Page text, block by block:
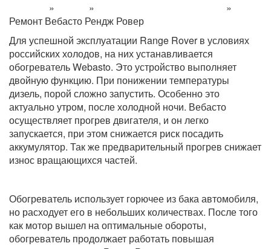
» »
»
Ремонт Вебасто Рендж Ровер
Для успешной эксплуатации Range Rover в условиях
российских холодов, на них устанавливается
обогреватель Webasto. Это устройство выполняет
двойную функцию. При понижении температуры
дизель, порой сложно запустить. Особенно это
актуально утром, после холодной ночи. Вебасто
осуществляет прогрев двигателя, и он легко
запускается, при этом снижается риск посадить
аккумулятор. Так же предварительный прогрев снижает
износ вращающихся частей.
Обогреватель использует горючее из бака автомобиля,
но расходует его в небольших количествах. После того
как мотор вышел на оптимальные обороты,
обогреватель продолжает работать повышая